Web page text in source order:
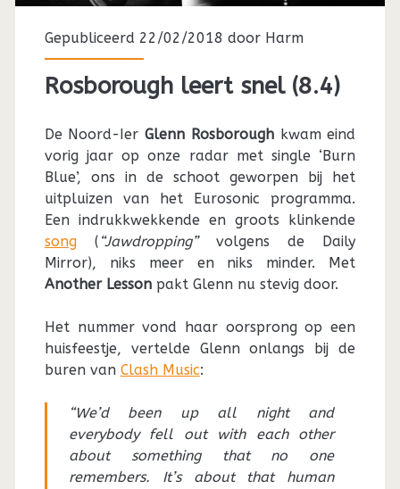
Gepubliceerd 22/02/2018 door Harm
Rosborough leert snel (8.4)
De Noord-IerGlenn Rosborough kwam eind
vorig jaar op onze radar met single ‘Burn
Blue’, ons in de schoot geworpen bij het
uitpluizen van het Eurosonic programma.
Een indrukkwekkende en groots klinkende
song( “Jawdropping”volgens de Daily
Mirror), niks meer en niks minder. Met
Another Lessonpakt Glenn nu stevig door.
Het nummer vond haar oorsprong op een
huisfeestje, vertelde Glenn onlangs bij de
buren van Clash Music:
“We’d been up all night and
everybody fell out with each other
about something that no one
remembers. It’s about that human